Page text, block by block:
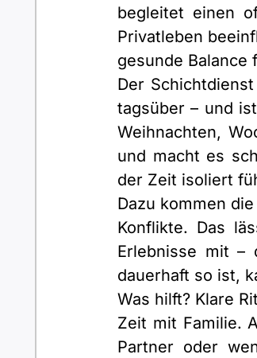
begleitet einen
Privatleben
gesunde Balance
Der
tagsüber – und
Weihnachten,
und macht es
der Zeit isoliert
Dazu kommen
Konflikte. Das
Erlebnisse mit –
dauerhaft so ist,
Was hilft? Klare
Zeit mit Familie.
Partner oder